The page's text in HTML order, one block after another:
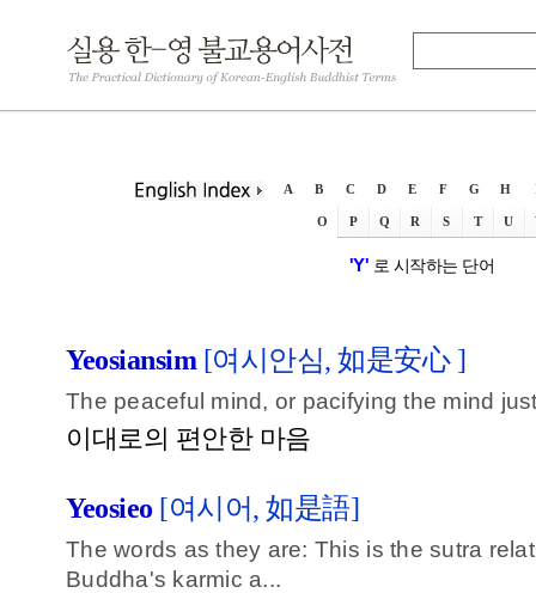
A B C D E F G H
O P Q R S T U
'Y' 로 시작하는 단어
Yeosiansim [여시안심, 如是安心 ]
The peaceful mind, or pacifying the mind
이대로의 편안한 마음
Yeosieo [여시어, 如是語]
The words as they are: This is the sutra
Buddha's karmic a...